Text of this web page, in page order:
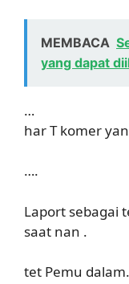
MEMBACA
yang dapat
…
har T komer
….
Laport sebagai
saat nan .
tet Pemu dalam.